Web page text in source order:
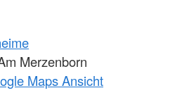
Merzenborn
Maps Ansicht